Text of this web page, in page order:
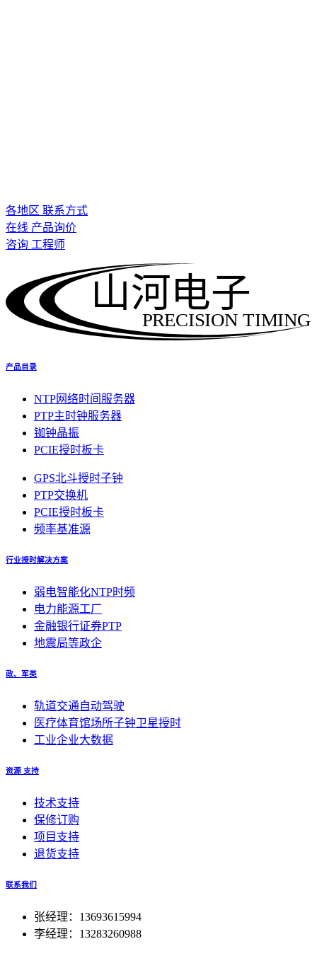
各地区 联系方式
在线 产品询价
咨询 工程师
PRECISION TIMING
山河电子
产品目录
NTP网络时间服务器
PTP主时钟服务器
铷钟晶振
PCIE授时板卡
GPS北斗授时子钟
PTP交换机
PCIE授时板卡
频率基准源
行业授时解决方案
弱电智能化NTP时频
电力能源工厂
金融银行证券PTP
地震局等政企
政、军类
轨道交通自动驾驶
医疗体育馆场所子钟卫星授时
工业企业大数据
资源 支持
技术支持
保修订购
项目支持
退货支持
联系我们
张经理：13693615994
李经理：13283260988